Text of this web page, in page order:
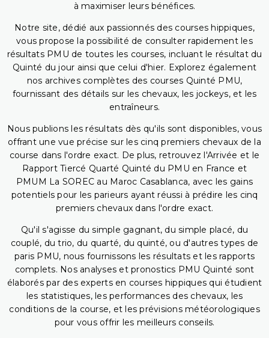
à maximiser leurs bénéfices.
Notre site, dédié aux passionnés des courses hippiques,
vous propose la possibilité de consulter rapidement les
résultats PMU de toutes les courses, incluant le résultat du
Quinté du jour ainsi que celui d'hier. Explorez également
nos archives complètes des courses Quinté PMU,
fournissant des détails sur les chevaux, les jockeys, et les
entraîneurs.
Nous publions les résultats dès qu'ils sont disponibles, vous
offrant une vue précise sur les cinq premiers chevaux de la
course dans l'ordre exact. De plus, retrouvez l'Arrivée et le
Rapport Tiercé Quarté Quinté du PMU en France et
PMUM La SOREC au Maroc Casablanca, avec les gains
potentiels pour les parieurs ayant réussi à prédire les cinq
premiers chevaux dans l'ordre exact.
Qu'il s'agisse du simple gagnant, du simple placé, du
couplé, du trio, du quarté, du quinté, ou d'autres types de
paris PMU, nous fournissons les résultats et les rapports
complets. Nos analyses et pronostics PMU Quinté sont
élaborés par des experts en courses hippiques qui étudient
les statistiques, les performances des chevaux, les
conditions de la course, et les prévisions météorologiques
pour vous offrir les meilleurs conseils.